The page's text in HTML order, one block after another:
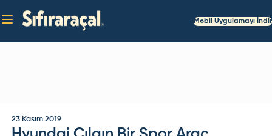
Mobil Uygulamayı İndir
23 Kasım 2019